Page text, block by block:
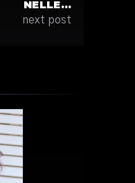
NELLE…
next post